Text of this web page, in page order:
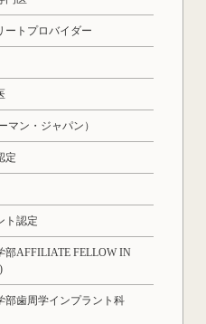
トプロバイダー
マン・ジャパン）
定
ト認定
部AFFILIATE FELLOW IN
部歯周学インプラント科